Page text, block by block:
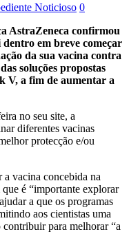
Noticioso 0
AstraZeneca confirmou
em breve começar
da sua vacina contra
soluções propostas
V, a fim de aumentar a
no seu site, a
diferentes vacinas
protecção e/ou
vacina concebida na
é “importante explorar
a que os programas
aos cientistas uma
para melhorar “a